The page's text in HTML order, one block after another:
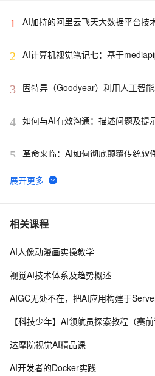
1 AI加持的阿里云飞天大数据平台技
2 AI计算机视觉笔记七：基于
3
固特异（Goodyear）利用人工智
4 如何与AI有效沟通：描述问题及提
5 革命来临：AI如何彻底颠覆传统软
6
89.4K star！这个开源LLM应用开
7 【AI系统】LLVM 架构设计和原理
8 【AI系统】AI系统概述与设计目标
高效视频动捕技术
10视觉AI五天训练营教程 Day 1
相关课程
AI人像动漫画实操教学
视觉AI技术体系及趋势概述
AIGC无处不在，把AI应用构建于
【科技少年】AI领航员探索教程（赛前
达摩院视觉AI精品课
AI开发者的Docker实践